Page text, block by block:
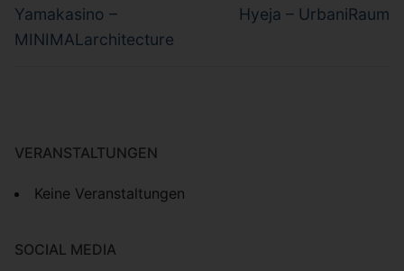
Vorheriger
Beitrag:
Yamakasino –
MINIMALarchitecture
Nächster
Hyeja – UrbaniRaum
VERANSTALTUNGEN
Keine Veranstaltungen
SOCIAL MEDIA